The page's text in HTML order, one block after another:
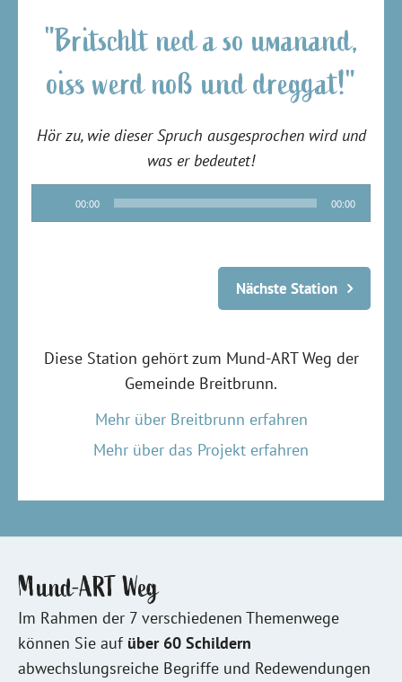
"Britschlt ned a so umanand,
oiss werd noß und dreggat!"
Hör zu, wie dieser Spruch ausgesprochen wird und
was er bedeutet!
Audio-
Player
00:00 00:00
Nächste Station
Diese Station gehört zum Mund-ART Weg der
Gemeinde Breitbrunn.
Mehr über Breitbrunn erfahren
Mehr über das Projekt erfahren
Mund-ART Weg
Im Rahmen der 7 verschiedenen Themenwege
können Sie auf über 60 Schildern
abwechslungsreiche Begriffe und Redewendungen